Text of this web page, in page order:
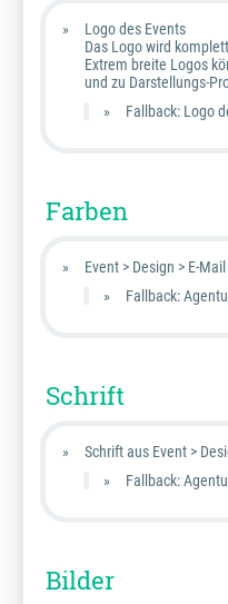
Logo des Events
Das Logo wird
Extrem breite Logos
und zu Darstellungs-
Fallback: Logo
Farben
Event > Design > E-
Fallback:
Schrift
Schrift aus Event >
Fallback:
Bilder